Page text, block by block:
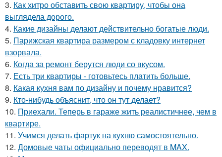
3. Как хитро обставить свою квартиру, чтобы она
выглядела дорого.
4. Какие дизайны делают действительно богатые люди.
5. Парижская квартира размером с кладовку интернет
взорвала.
6. Когда за ремонт берутся люди со вкусом.
7. Есть три квартиры - готовьтесь платить больше.
8. Какая кухня вам по дизайну и почему нравится?
9. Кто-нибудь объяснит, что он тут делает?
10. Приехали. Теперь в гараже жить реалистичнее, чем в
квартире.
11. Учимся делать фартук на кухню самостоятельно.
12. Домовые чаты официально переводят в MAX.